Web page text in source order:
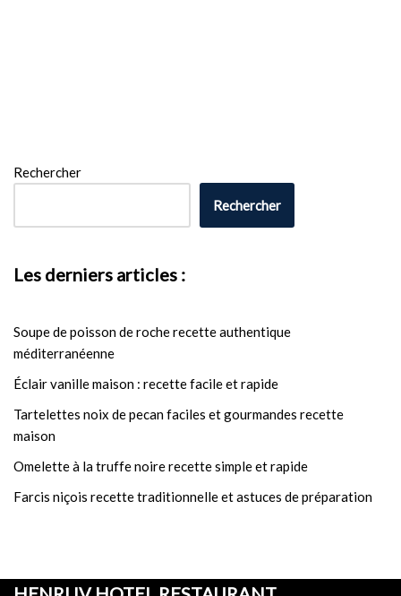
Rechercher
Rechercher
Les derniers articles :
Soupe de poisson de roche recette authentique
méditerranéenne
Éclair vanille maison : recette facile et rapide
Tartelettes noix de pecan faciles et gourmandes recette
maison
Omelette à la truffe noire recette simple et rapide
Farcis niçois recette traditionnelle et astuces de préparation